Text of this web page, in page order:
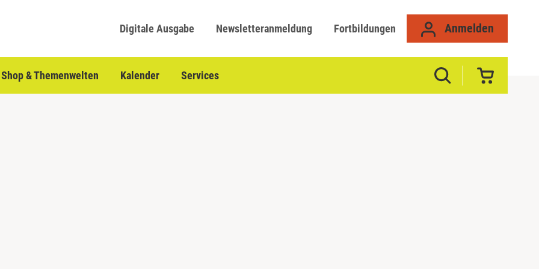
Digitale Ausgabe Newsletteranmeldung Fortbildungen Anmelden
Shop & Themenwelten Kalender Services